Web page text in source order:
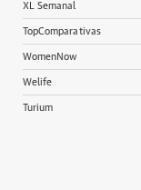
XL Semanal
TopComparativas
WomenNow
Welife
Turium